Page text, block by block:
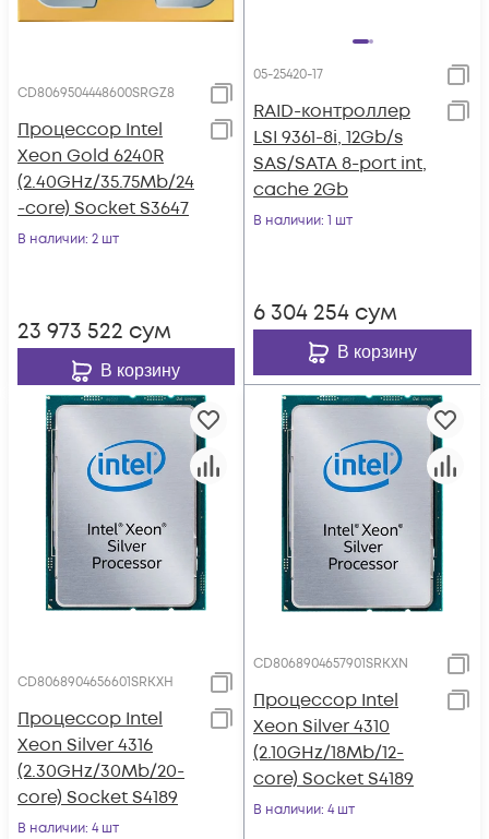
CD8069504448600SRGZ8
Процессор Intel
Xeon Gold 6240R
(2.40GHz/35.75Mb/24
-core) Socket S3647
В наличии: 2 шт
23 973 522 сум
В корзину
05-25420-17
RAID-контроллер
LSI 9361-8i, 12Gb/s
SAS/SATA 8-port int,
cache 2Gb
В наличии: 1 шт
6 304 254 сум
В корзину
CD8068904656601SRKXH
Процессор Intel
Xeon Silver 4316
(2.30GHz/30Mb/20-
core) Socket S4189
В наличии: 4 шт
CD8068904657901SRKXN
Процессор Intel
Xeon Silver 4310
(2.10GHz/18Mb/12-
core) Socket S4189
В наличии: 4 шт